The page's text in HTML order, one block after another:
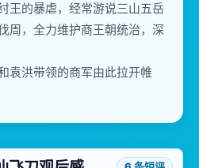
王的暴虐，经常游说三山五岳
周，全力维护商王朝统治，深
洪带领的商军由此拉开帷